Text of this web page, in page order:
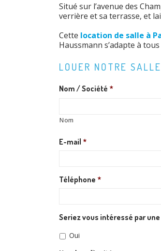
Situé sur l’avenue des
verrière et sa terrasse, et
Cette location de salle à
Haussmann s’adapte à
LOUER NOTRE
Nom / Société *
Nom
E-mail *
Téléphone *
Seriez vous intéressé par
Oui